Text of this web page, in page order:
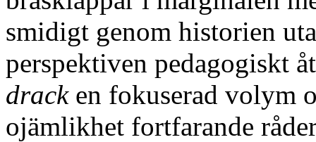
smidigt genom historien
perspektiven pedagogiskt
dracken fokuserad volym
ojämlikhet fortfarande